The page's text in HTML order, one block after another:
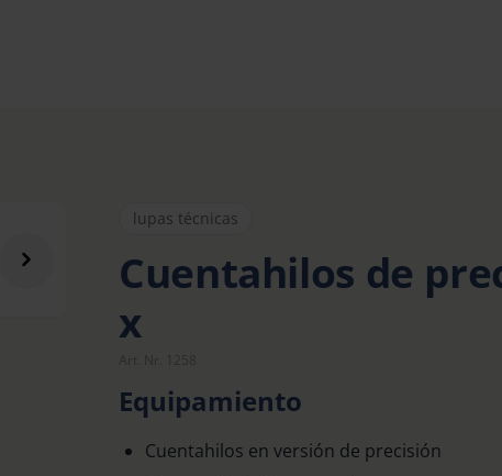
lupas técnicas
Cuentahilos de
x
Equipamiento
Cuentahilos en versión de precisión